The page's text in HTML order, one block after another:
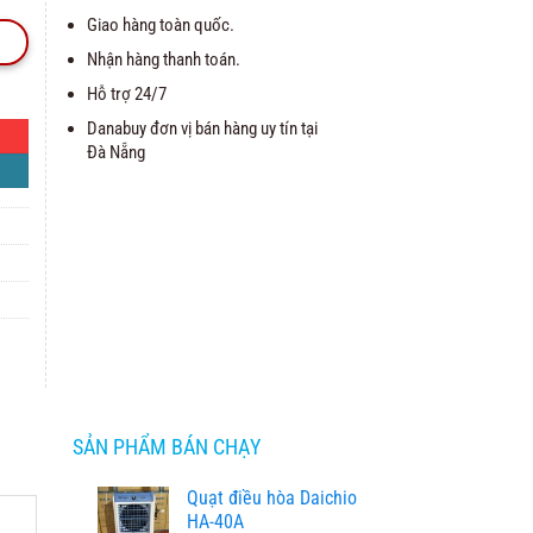
Giao hàng toàn quốc.
Nhận hàng thanh toán.
Hỗ trợ 24/7
Danabuy đơn vị bán hàng uy tín tại
Đà Nẵng
SẢN PHẨM BÁN CHẠY
Quạt điều hòa Daichio
HA-40A